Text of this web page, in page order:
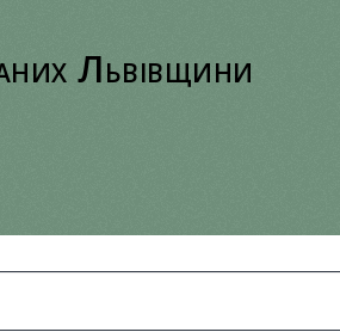
Львівщини